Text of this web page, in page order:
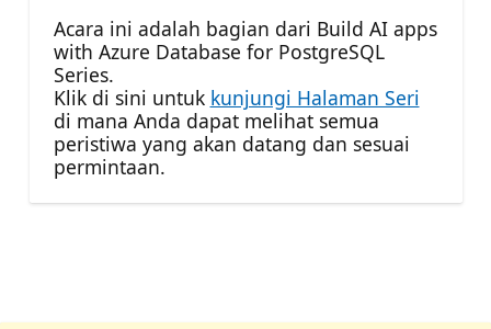
Acara ini adalah bagian dari Build AI apps
with Azure Database for PostgreSQL
Series.
Klik di sini untuk kunjungi Halaman Seri
di mana Anda dapat melihat semua
peristiwa yang akan datang dan sesuai
permintaan.